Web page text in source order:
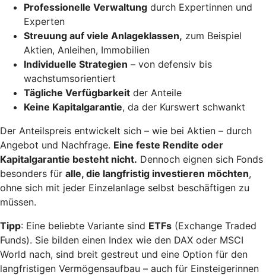
Professionelle Verwaltung durch Expertinnen und
Experten
Streuung auf viele Anlageklassen, zum Beispiel
Aktien, Anleihen, Immobilien
Individuelle Strategien – von defensiv bis
wachstumsorientiert
Tägliche Verfügbarkeit der Anteile
Keine Kapitalgarantie, da der Kurswert schwankt
Der Anteilspreis entwickelt sich – wie bei Aktien – durch
Angebot und Nachfrage. Eine feste Rendite oder
Kapitalgarantie besteht nicht. Dennoch eignen sich Fonds
besonders für alle, die langfristig investieren möchten,
ohne sich mit jeder Einzelanlage selbst beschäftigen zu
müssen.
Tipp: Eine beliebte Variante sind ETFs (Exchange Traded
Funds). Sie bilden einen Index wie den DAX oder MSCI
World nach, sind breit gestreut und eine Option für den
langfristigen Vermögensaufbau – auch für Einsteigerinnen